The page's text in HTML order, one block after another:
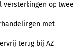
versterkingen op twee
met
terug bij AZ